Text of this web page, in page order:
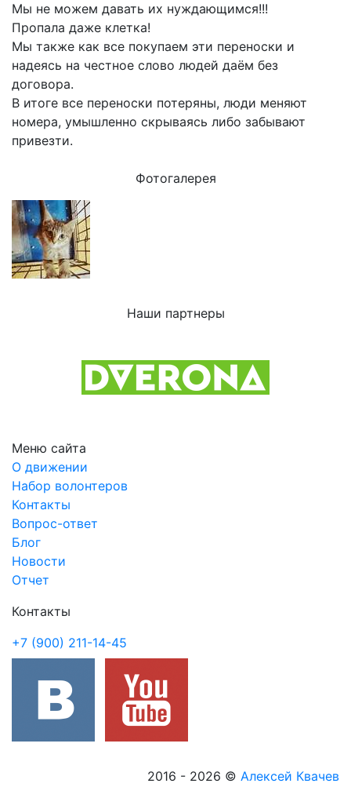
Мы не можем давать их нуждающимся!!!
Пропала даже клетка!
Мы также как все покупаем эти переноски и
надеясь на честное слово людей даём без
договора.
В итоге все переноски потеряны, люди меняют
номера, умышленно скрываясь либо забывают
привезти.
Фотогалерея
Наши партнеры
Меню сайта
О движении
Набор волонтеров
Контакты
Вопрос-ответ
Блог
Новости
Отчет
Контакты
+7 (900) 211-14-45
2016 - 2026 © Алексей Квачев